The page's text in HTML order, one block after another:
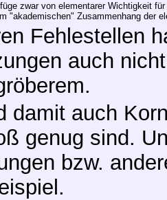
zwar von elementarer Wichtigkeit
"akademischen" Zusammenhang der
Fehlestellen
auch
damit auch
genug sind.
bzw.